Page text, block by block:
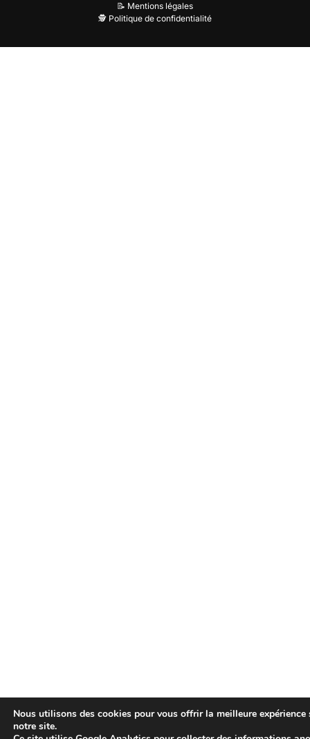
📝 Mentions légales
🕵️ Politique de confidentialité
Nous utilisons des cookies pour vous offrir la meilleure expérience
notre site.